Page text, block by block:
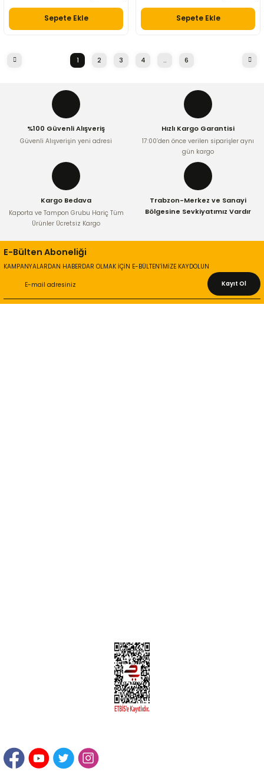
Sepete Ekle Sepete Ekle
1 2 3 4 .. 6
%100 Güvenli Alışveriş
Güvenli Alışverişin yeni adresi
Hızlı Kargo Garantisi
17:00’den önce verilen siparişler aynı
gün kargo
Kargo Bedava
Kaporta ve Tampon Grubu Hariç Tüm
Ürünler Ücretsiz Kargo
Trabzon-Merkez ve Sanayi
Bölgesine Sevkiyatımız Vardır
E-Bülten Aboneliği
KAMPANYALARDAN HABERDAR OLMAK İÇİN E-BÜLTEN’İMİZE KAYDOLUN
Kayıt Ol